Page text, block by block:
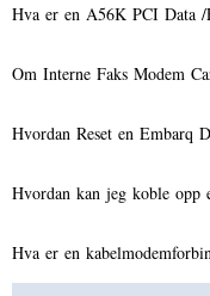
Hva er en A56K PCI Data /
Om Interne Faks Modem
Hvordan Reset en Embarq
Hvordan kan jeg koble opp
Hva er en